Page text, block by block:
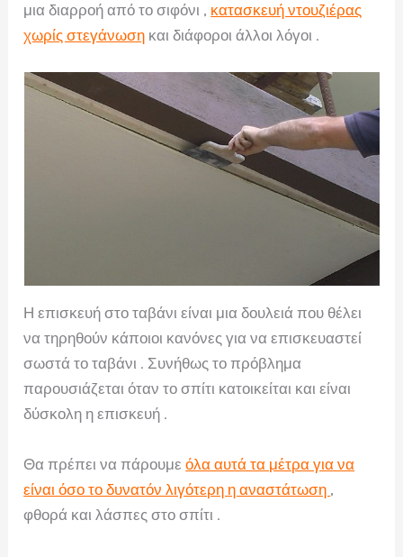
μια διαρροή από το σιφόνι , κατασκευή ντουζιέρας
χωρίς στεγάνωση και διάφοροι άλλοι λόγοι .
Η επισκευή στο ταβάνι είναι μια δουλειά που θέλει
να τηρηθούν κάποιοι κανόνες για να επισκευαστεί
σωστά το ταβάνι . Συνήθως το πρόβλημα
παρουσιάζεται όταν το σπίτι κατοικείται και είναι
δύσκολη η επισκευή .
Θα πρέπει να πάρουμεόλα αυτά τα μέτρα για να
είναι όσο το δυνατόν λιγότερη η αναστάτωση ,
φθορά και λάσπες στο σπίτι .